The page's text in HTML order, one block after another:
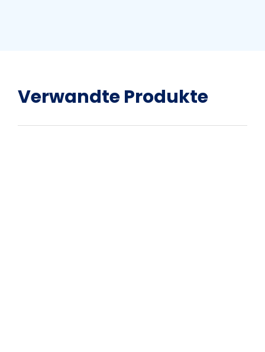
Verwandte Produkte